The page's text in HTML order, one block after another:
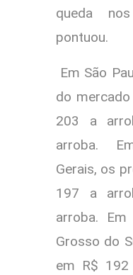
queda
pontuou.
Em São
do
203 a
arroba.
Gerais, os
197 a
arroba.
Grosso do
em R$